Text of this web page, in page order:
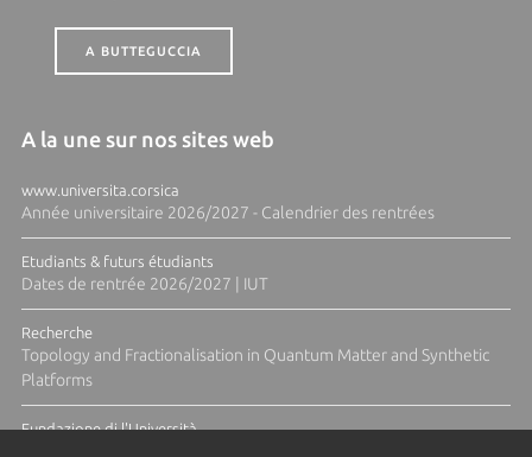
A BUTTEGUCCIA
A la une sur nos sites web
www.universita.corsica
Année universitaire 2026/2027 - Calendrier des rentrées
Etudiants & futurs étudiants
Dates de rentrée 2026/2027 | IUT
Recherche
Topology and Fractionalisation in Quantum Matter and Synthetic
Platforms
Fundazione di l'Università